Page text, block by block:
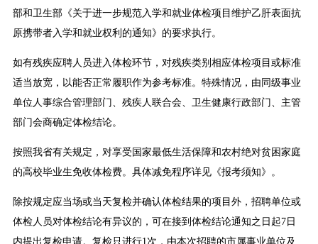
部和卫生部《关于进一步规范入学和就业体检项目维护乙肝表面抗
原携带者入学和就业权利的通知》的要求执行。
如有残疾应聘人员进入体检环节，对残疾类别相应体检项目或标准
适当放宽，以能否正常履职作为参考标准。特殊情况，由同级事业
单位人事综合管理部门、残疾人联合会、卫生健康行政部门、主管
部门会商确定体检结论。
按照我省有关规定，对享受国家最低生活保障和农村绝对贫困家庭
的高校毕业生免收体检费。具体减免程序详见《报考须知》。
除按规定应当场或当天复检并确认体检结果的项目外，招聘单位或
体检人员对体检结论有异议的，可在接到体检结论通知之日起7日
内提出复检申请。复检只进行1次，由本次招聘的市属事业单位及